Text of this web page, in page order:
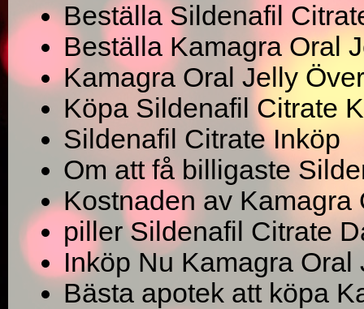
Beställa Sildenafil
Beställa Kamagra Oral
Kamagra Oral Jelly
Köpa Sildenafil Citrate
Sildenafil Citrate Inköp
Om att få billigaste
Kostnaden av Kamagra
piller Sildenafil Citrate
Inköp Nu Kamagra Oral
Bästa apotek att köpa